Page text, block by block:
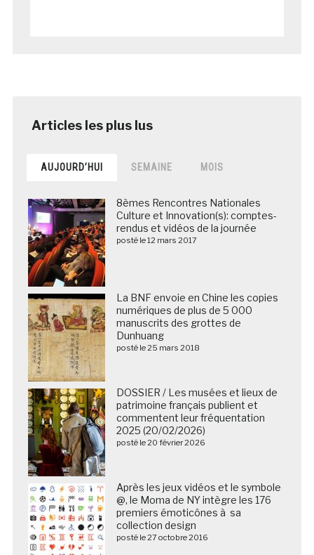
AUJOURD’HUI SEMAINE MOIS
8èmes Rencontres Nationales
Culture et Innovation(s): comptes-
rendus et vidéos de la journée
posté le 12 mars 2017
La BNF envoie en Chine les copies
numériques de plus de 5 000
manuscrits des grottes de
Dunhuang
posté le 25 mars 2018
DOSSIER / Les musées et lieux de
patrimoine français publient et
commentent leur fréquentation
2025 (20/02/2026)
posté le 20 février 2026
Après les jeux vidéos et le symbole
@, le Moma de NY intègre les 176
premiers émoticônes à sa
collection design
posté le 27 octobre 2016